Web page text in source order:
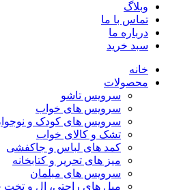
وبلاگ
تماس با ما
درباره ما
سبد خرید
خانه
محصولات
سرویس تاشو
سرویس های خواب
سرویس های کودک و
تشک و کالای خواب
کمد های لباس و جاکفشی
میز های تحریر و کتابخانه
سرویس های مبلمان
مبل های راحتی، ال و